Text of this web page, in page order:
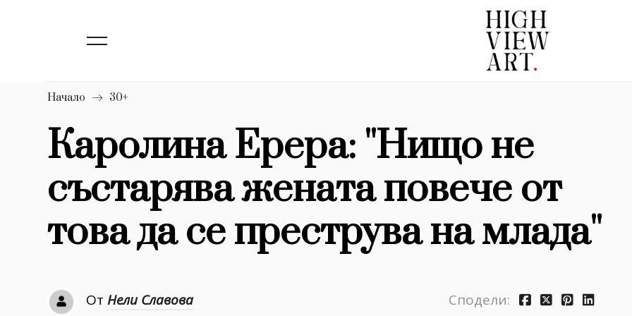
1633
Dialogue
Изкуство
4340
Красота
Дизайн 1272
Книги 1188
30+
1710
Начало 30+
Каролина Ерера: ''Нищо не
състарява жената повече от
това да се преструва на млада''
От Нели Славова Сподели: